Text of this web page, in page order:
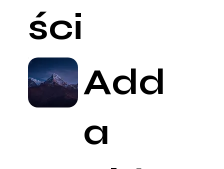
ści
Add
a